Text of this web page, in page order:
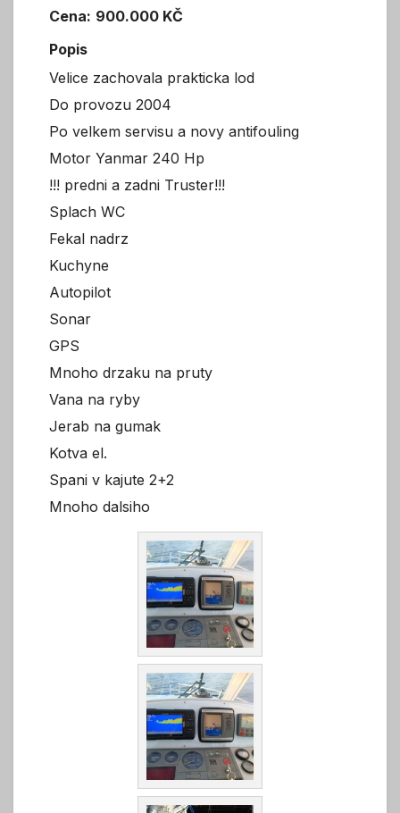
Cena: 900.000 KČ
Popis
Velice zachovala prakticka lod
Do provozu 2004
Po velkem servisu a novy antifouling
Motor Yanmar 240 Hp
!!! predni a zadni Truster!!!
Splach WC
Fekal nadrz
Kuchyne
Autopilot
Sonar
GPS
Mnoho drzaku na pruty
Vana na ryby
Jerab na gumak
Kotva el.
Spani v kajute 2+2
Mnoho dalsiho